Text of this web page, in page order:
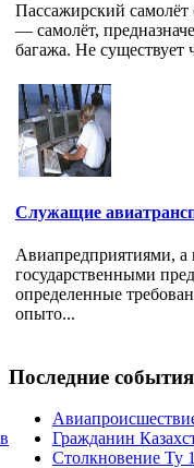
Пассажирский самолёт
— самолёт,
багажа. Не существует
Служащие
Авиапредприятиями, а
государственными
определенные
опыто...
Последние события
Гражданин
Столкновение Ту